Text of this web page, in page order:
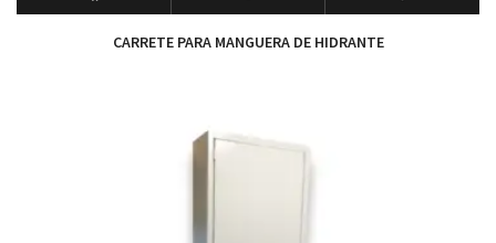
CARRETE PARA MANGUERA DE HIDRANTE